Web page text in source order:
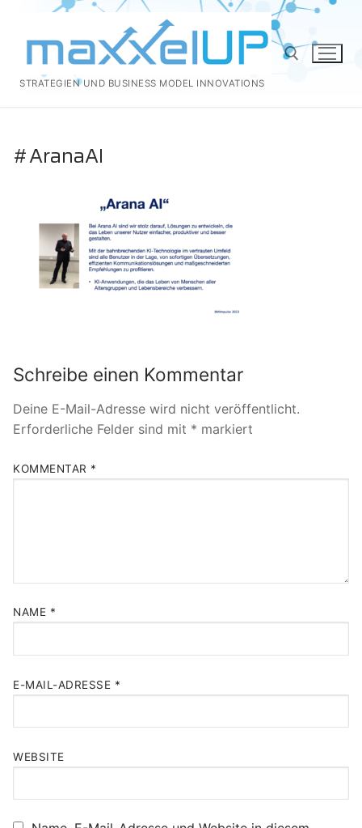
springen
STRATEGIEN UND BUSINESS MODEL INNOVATIONS
#AranaAI
Schreibe einen Kommentar
Deine E-Mail-Adresse wird nicht veröffentlicht.
Erforderliche Felder sind mit * markiert
KOMMENTAR *
NAME *
E-MAIL-ADRESSE *
WEBSITE